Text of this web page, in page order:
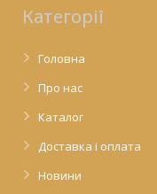
Категорії
Головна
Про нас
Каталог
Доставка і оплата
Новини